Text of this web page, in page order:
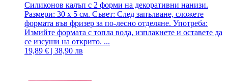
Силиконов калъп с 2 форми на декоративни нанизи.
Размери: 30 х 5 см. Съвет: След запълване, сложете
формата във фризер за по-лесно отделяне. Употреба:
Измийте формата с топла вода, изплакнете и оставете да
се изсуши на открито. ...
19,89 € | 38,90 лв